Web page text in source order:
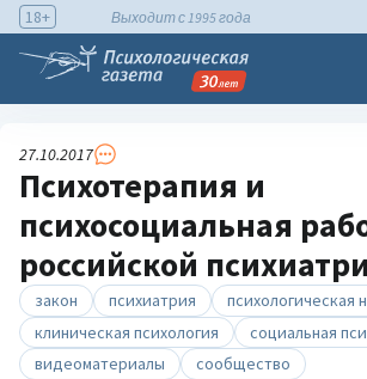
18+ Выходит с 1995 года
27.10.2017
Психотерапия и
психосоциальная
российской
закон психиатрия психологическая
клиническая психология
социальная
видеоматериалы
сообщество